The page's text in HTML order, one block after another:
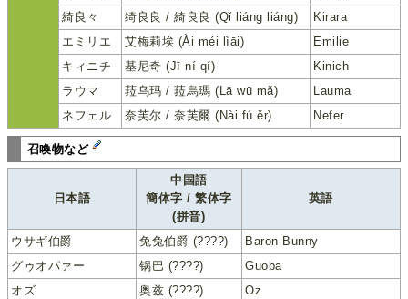
綺良々
绮良良 / 綺良良 (Qǐ liáng liáng)
Kirara
エミリエ
艾梅莉埃 (Ài méi lìāi)
Emilie
キィニチ
基尼奇 (Jī ní qí)
Kinich
ラウマ
菈乌玛 / 菈烏瑪 (Lā wū mǎ)
Lauma
ネフェル
奈芙尔 / 奈芙爾 (Nài fú ěr) Nefer
召喚物など
日本語
中国語
簡体字 / 繁体字
(拼音)
英語
ウサギ伯爵 兔兔伯爵 (????)
Baron Bunny
グゥオパァー
锅巴 (????)
Guoba
オズ
奥兹 (????)
Oz